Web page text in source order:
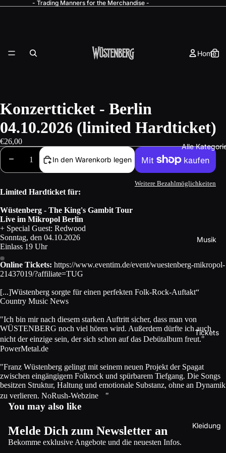
- Trading Manners for the Merchandise -
Home
Alle
Musik
Tickets
Kleidung
Konzertticket - Berlin
04.10.2026 (limited Hardticket)
€26,00
In den Warenkorb legen
Weitere Bezahlmöglichkeiten
Limited Hardticket für:
Wüstenberg - The King's Gambit Tour
Live im Mikropol Berlin
+ Special Guest: Redwood
Sonntag, den 04.10.2026
Einlass 19 Uhr
Online Tickets: https://www.eventim.de/event/wuestenberg-mikropol-
21437019/?affiliate=TUG
[...]Wüstenberg sorgte für einen perfekten Folk-Rock-Auftakt“
Country Music News
"Ich bin mir nach diesem starken Auftritt sicher, dass man von
WÜSTENBERG noch viel hören wird. Außerdem dürfte ich auch
nicht der einzige sein, der sich schon auf das Debütalbum freut."
PowerMetal.de
"Franz Wüstenberg gelingt mit seinem neuen Projekt der Spagat
zwischen eingängigem Folkrock und spürbarem Tiefgang. Die Songs
besitzen Struktur, Haltung und emotionale Substanz, ohne an Dynamik
zu verlieren. NoRush-Webzine "
You may also like
Melde Dich zum Newsletter an
Bekomme exklusive Angebote und die neuesten Infos.
Datenschutzerklärung